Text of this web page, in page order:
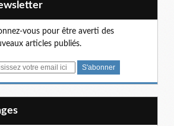
vous pour être averti des
articles publiés.